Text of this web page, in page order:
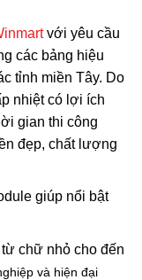
với yêu cầu
các bảng hiệu
tỉnh miền Tây. Do
nhiệt có lợi ích
gian thi công
đẹp, chất lượng
giúp nổi bật
chữ nhỏ cho đến
và hiện đại